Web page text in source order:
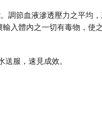
調節血液滲透壓力之平均
入體內之一切有毒物，使
服，速見成效。